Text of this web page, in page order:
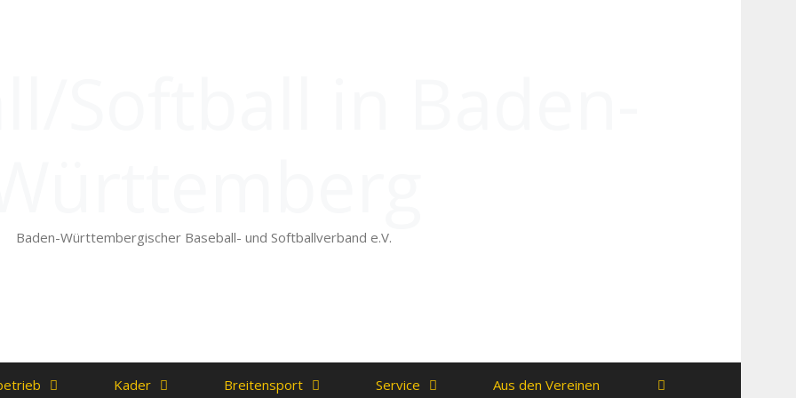
Baden-Württembergischer Baseball- und Softballverband e.V.
Kader Breitensport Service Aus den Vereinen